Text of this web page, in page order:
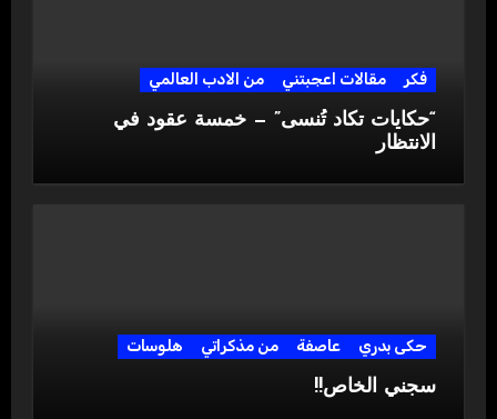
فكر مقالات اعجبتني من الادب العالمي
“حكايات تكاد تُنسى” — خمسة عقود في
الانتظار
حكى بدري عاصفة من مذكراتي هلوسات
سجني الخاص!!